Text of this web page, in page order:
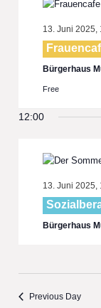
13. Juni 2025,
Bürgerhaus
Free
12:00
13. Juni 2025,
Bürgerhaus
Previous Day